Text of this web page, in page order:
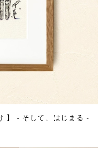
】 - そして、はじまる -